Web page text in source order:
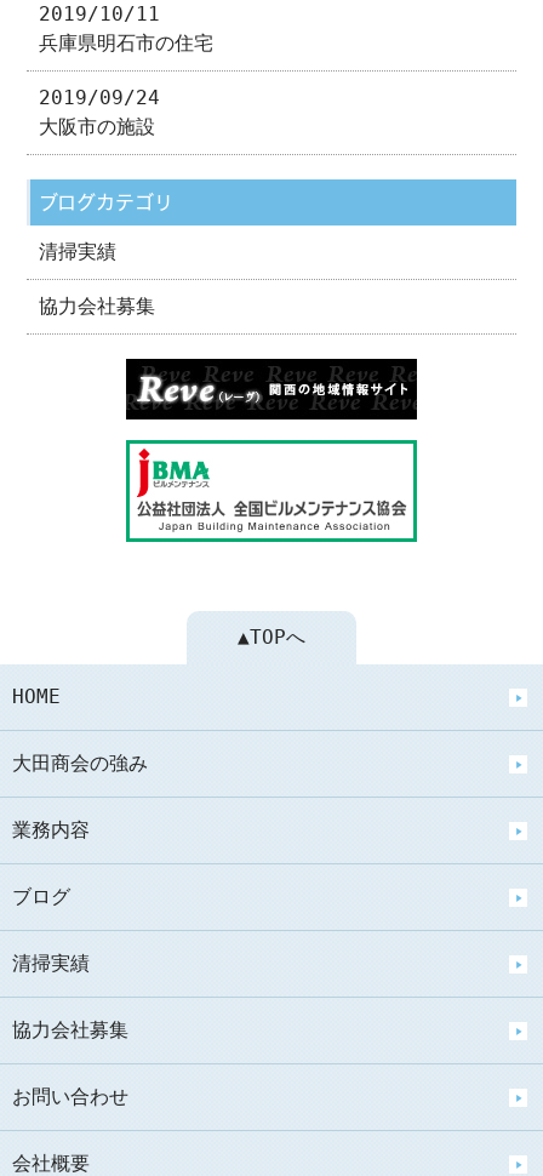
2019/10/11
兵庫県明石市の住宅
2019/09/24
大阪市の施設
ブログカテゴリ
清掃実績
協力会社募集
▲TOPへ
HOME
大田商会の強み
業務内容
ブログ
清掃実績
協力会社募集
お問い合わせ
会社概要